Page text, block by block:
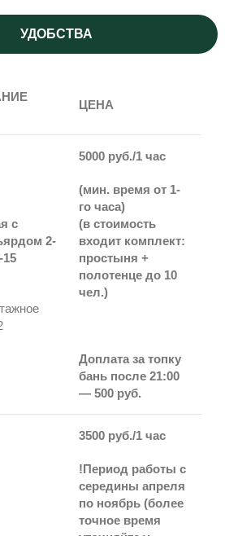
УДОБСТВА
ЦЕНА
с
2-
15
5000 руб./1 час
(мин. время от 1-
го часа)
(в стоимость
входит комплект:
простыня +
полотенце до 10
чел.)
Доплата за топку
бань после 21:00
— 500 руб.
3500 руб./1 час
!Период работы с
середины апреля
по ноябрь (более
точное время